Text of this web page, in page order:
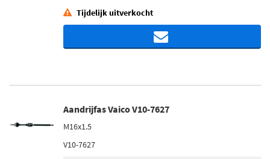
Tijdelijk uitverkocht
Aandrijfas Vaico V10-7627
M16x1.5
V10-7627